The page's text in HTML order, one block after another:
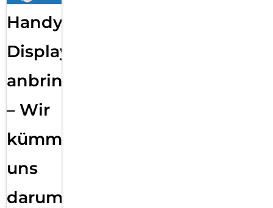
Handy
Displayfolie
anbringen
– Wir
kümmern
uns
darum!